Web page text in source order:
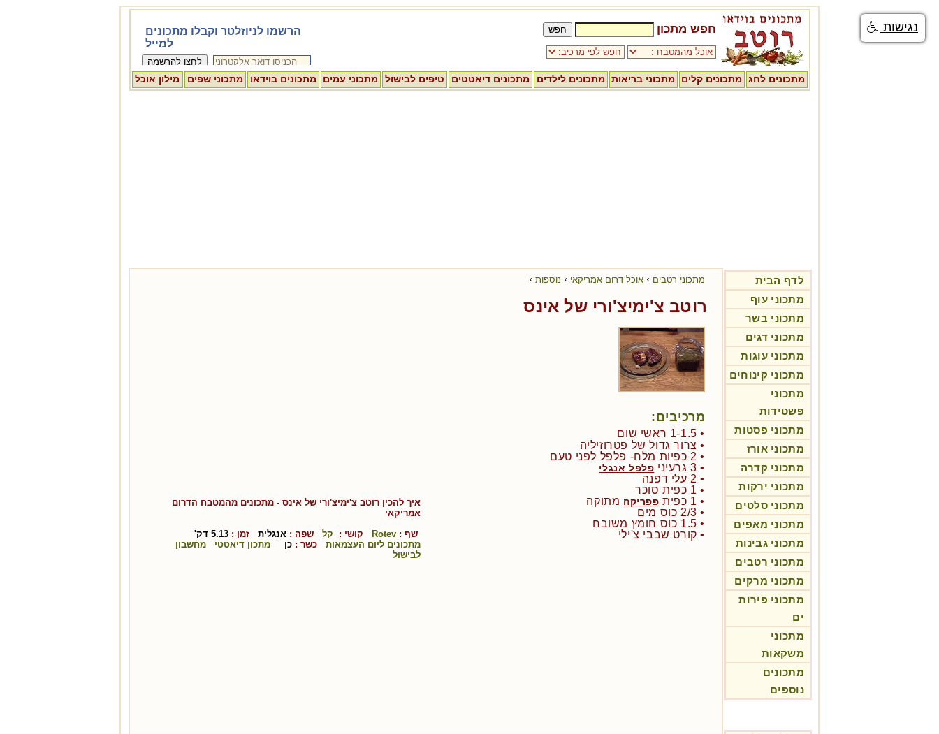
חפש מתכון
מתכונים לחג מתכונים קלים מתכוני בריאות מתכונים לילדים מתכונים דיאטטים טיפים לבישול מתכוני עמים מתכונים בוידאו מתכוני שפים מילון אוכל
לדף הבית
מתכוני עוף
מתכוני בשר
מתכוני דגים
מתכוני עוגות
מתכוני קינוחים
מתכוני
פשטידות
מתכוני פסטות
מתכוני אורז
מתכוני קדרה
מתכוני ירקות
מתכוני סלטים
מתכוני מאפים
מתכוני גבינות
מתכוני רטבים
מתכוני מרקים
מתכוני פירות
ים
מתכוני
משקאות
מתכונים
נוספים
מתכוני רטבים › אוכל דרום אמריקאי › נוספות ›
רוטב צ'ימיצ'ורי של אינס
מרכיבים:
• 1-1.5 ראשי שום
• צרור גדול של פטרוזיליה
• 2 כפיות מלח- פלפל לפני טעם
• 3 גרעיני
פלפל אנגלי
• 2 עלי דפנה
• 1 כפית סוכר
• 1 כפית
פפריקה מתוקה
• 2/3 כוס מים
• 1.5 כוס חומץ משובח
• קורט שבבי צ'ילי
איך להכין רוטב צ'ימיצ'ורי של אינס - מתכונים מהמטבח הדרום
אמריקאי
שף : Rotev קושי : קל שפה : אנגלית זמן : 5.13 דק'
מתכונים ליום העצמאות
כשר : כן מתכון דיאטטי
מחשבון
לבישול
נגישות